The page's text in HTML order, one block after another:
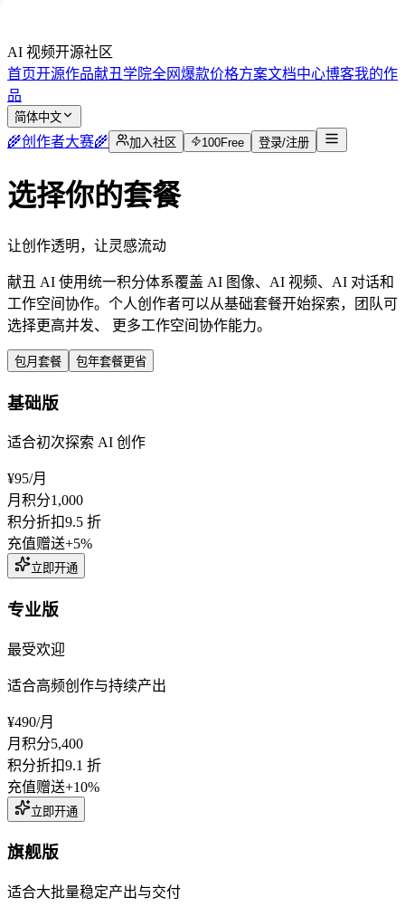
AI 视频开源社区
首页开源作品献丑学院全网爆款价格方案文档中心博客我的作
品
简体中文
🌾创作者大赛🌾 加入社区 100Free 登录/注册
选择你的套餐
让创作透明，让灵感流动
献丑 AI 使用统一积分体系覆盖 AI 图像、AI 视频、AI 对话和
工作空间协作。个人创作者可以从基础套餐开始探索，团队可
选择更高并发、 更多工作空间协作能力。
包月套餐 包年套餐更省
基础版
适合初次探索 AI 创作
¥95/月
月积分1,000
积分折扣9.5 折
充值赠送+5%
立即开通
专业版
最受欢迎
适合高频创作与持续产出
¥490/月
月积分5,400
积分折扣9.1 折
充值赠送+10%
立即开通
旗舰版
适合大批量稳定产出与交付